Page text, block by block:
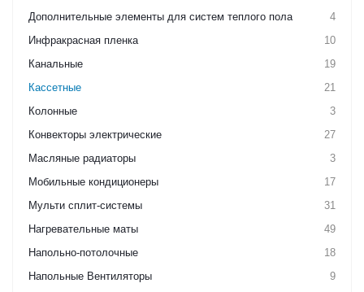
Дополнительные элементы для систем теплого пола
4
Инфракрасная пленка
10
Канальные
19
Кассетные
21
Колонные
3
Конвекторы электрические
27
Масляные радиаторы
3
Мобильные кондиционеры
17
Мульти сплит-системы
31
Нагревательные маты
49
Напольно-потолочные
18
Напольные Вентиляторы
9